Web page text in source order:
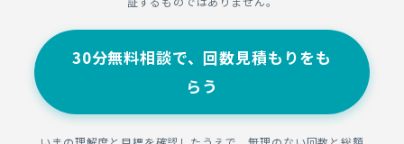
30分無料相談で、回数見積もりをも
らう